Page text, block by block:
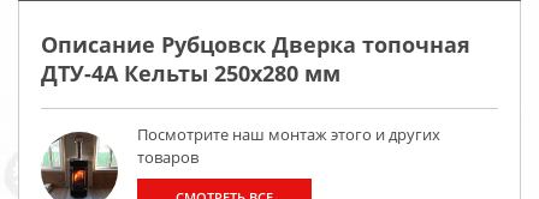
Описание Рубцовск Дверка топочная
ДТУ-4А Кельты 250x280 мм
Посмотрите наш монтаж этого и других
товаров